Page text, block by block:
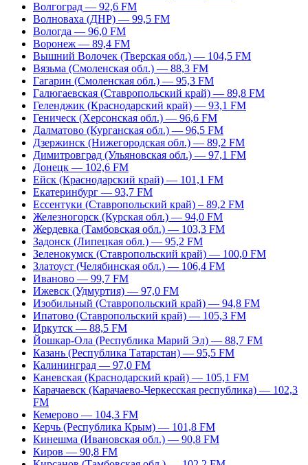
Волгоград — 92,6 FM
Волноваха (ДНР) — 99,5 FM
Вологда — 96,0 FM
Воронеж — 89,4 FM
Вышний Волочек (Тверская обл.) — 104,5 FM
Вязьма (Смоленская обл.) — 88,3 FM
Гагарин (Смоленская обл.) — 95,3 FM
Галюгаевская (Ставропольский край) — 89,8 FM
Геленджик (Краснодарский край) — 93,1 FM
Геническ (Херсонская обл.) — 96,6 FM
Далматово (Курганская обл.) — 96,5 FM
Дзержинск (Нижегородская обл.) — 89,2 FM
Димитровград (Ульяновская обл.) — 97,1 FM
Донецк — 102,6 FM
Ейск (Краснодарский край) — 101,1 FM
Екатеринбург — 93,7 FM
Ессентуки (Ставропольский край) – 89,2 FM
Железногорск (Курская обл.) — 94,0 FM
Жердевка (Тамбовская обл.) — 103,3 FM
Задонск (Липецкая обл.) — 95,2 FM
Зеленокумск (Ставропольский край) — 100,0 FM
Златоуст (Челябинская обл.) — 106,4 FM
Иваново — 99,7 FM
Ижевск (Удмуртия) — 97,0 FM
Изобильный (Ставропольский край) — 94,8 FM
Ипатово (Ставропольский край) — 105,3 FM
Иркутск — 88,5 FM
Йошкар-Ола (Республика Марий Эл) — 88,7 FM
Казань (Республика Татарстан) — 95,5 FM
Калининград — 97,0 FM
Каневская (Краснодарский край) — 105,1 FM
Карачаевск (Карачаево-Черкесская республика) — 102,3
FM
Кемерово — 104,3 FM
Керчь (Республика Крым) — 101,8 FM
Кинешма (Ивановская обл.) — 90,8 FM
Киров — 90,8 FM